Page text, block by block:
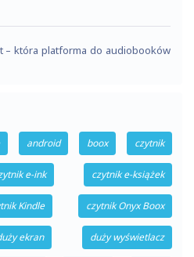
– która platforma do audiobooków
android boox czytnik
e-ink czytnik e-książek
Kindle czytnik Onyx Boox
ekran duży wyświetlacz